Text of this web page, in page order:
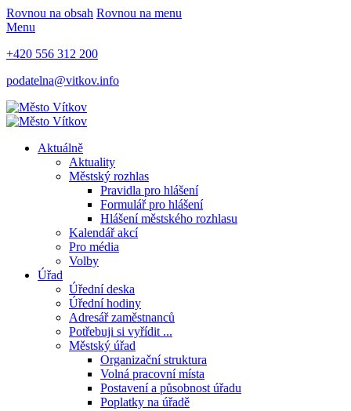
Rovnou na obsah Rovnou na menu
Menu
+420 556 312 200
podatelna@vitkov.info
Aktuálně
Aktuality
Městský rozhlas
Pravidla pro hlášení
Formulář pro hlášení
Hlášení městského rozhlasu
Kalendář akcí
Pro média
Volby
Úřad
Úřední deska
Úřední hodiny
Adresář zaměstnanců
Potřebuji si vyřídit ...
Městský úřad
Organizační struktura
Volná pracovní místa
Postavení a působnost úřadu
Poplatky na úřadě